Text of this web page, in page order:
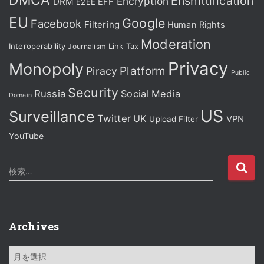
E2EE
EU Facebook Filtering Google Human Rights
Interoperability Journalism Link Tax Moderation
Monopoly Piracy Platform Privacy Public
Domain Russia Security Social Media
Surveillance Twitter UK Upload Filter US VPN
YouTube
検
索
検索…
Archives